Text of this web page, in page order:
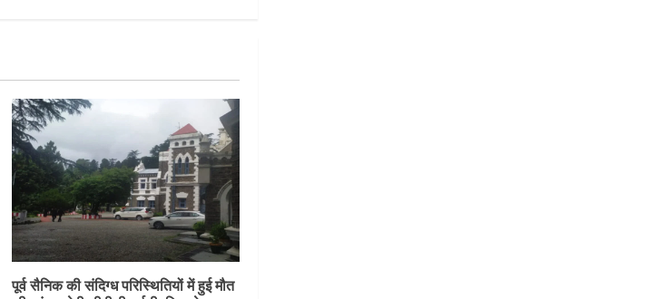
पूर्व सैनिक की संदिग्ध परिस्थितियों में हुई मौत